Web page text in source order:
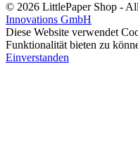
© 2026 LittlePaper Shop -
Innovations GmbH
Diese Website verwendet
Funktionalität bieten zu
Einverstanden